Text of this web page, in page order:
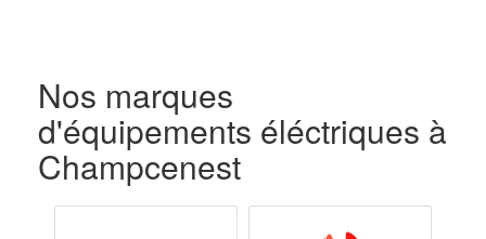
Nos marques
d'équipements éléctriques à
Champcenest